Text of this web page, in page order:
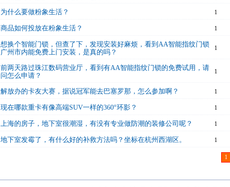
为什么要做粉象生活？ 1
商品如何投放在粉象生活？ 1
想换个智能门锁，但查了下，发现安装好麻烦，看到AA智能指纹门锁
广州市内能免费上门安装，是真的吗？
1
前两天路过珠江数码营业厅，看到有AA智能指纹门锁的免费试用，请
问怎么申请？
1
解放办的卡友大赛，据说冠军能去巴塞罗那，怎么参加啊？ 1
现在哪款重卡有像高端SUV一样的360°环影？ 1
上海的房子，地下室很潮湿，有没有专业做防潮的装修公司呢？ 1
地下室发霉了，有什么好的补救方法吗？坐标在杭州西湖区。 1
1